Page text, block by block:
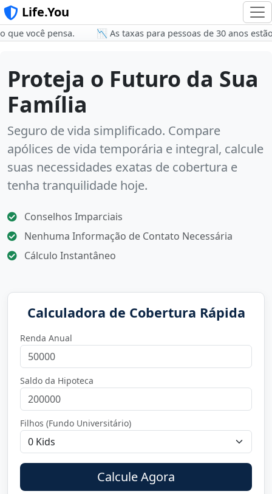
Life.You
você pensa. 📉 As taxas para pessoas de 30 anos estão
Proteja o Futuro da Sua
Família
Seguro de vida simplificado. Compare
apólices de vida temporária e integral, calcule
suas necessidades exatas de cobertura e
tenha tranquilidade hoje.
Conselhos Imparciais
Nenhuma Informação de Contato Necessária
Cálculo Instantâneo
Calculadora de Cobertura Rápida
Renda Anual
Saldo da Hipoteca
Filhos (Fundo Universitário)
Calcule Agora